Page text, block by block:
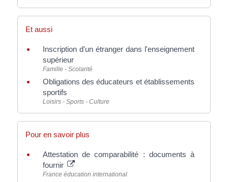
Et aussi
Inscription d'un étranger dans l'enseignement
supérieur
Famille - Scolarité
Obligations des éducateurs et établissements
sportifs
Loisirs - Sports - Culture
Pour en savoir plus
Attestation de comparabilité : documents à
fournir
France éducation international